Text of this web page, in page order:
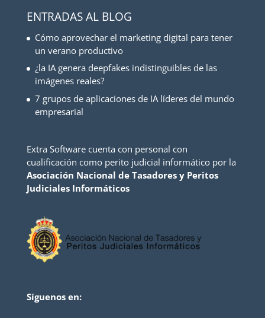
ENTRADAS AL BLOG
Cómo aprovechar el marketing digital para tener
un verano productivo
¿la IA genera deepfakes indistinguibles de las
imágenes reales?
7 grupos de aplicaciones de IA líderes del mundo
empresarial
Extra Software cuenta con personal con
cualificación como perito judicial informático por la
Asociación Nacional de Tasadores y Peritos
Judiciales Informáticos
Síguenos en: